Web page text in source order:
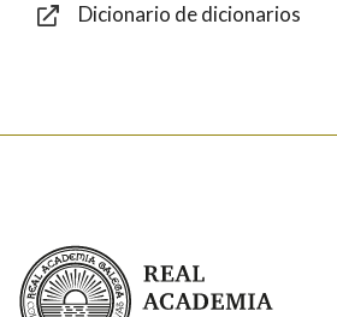
Dicionario de dicionarios
Real Academia Galega